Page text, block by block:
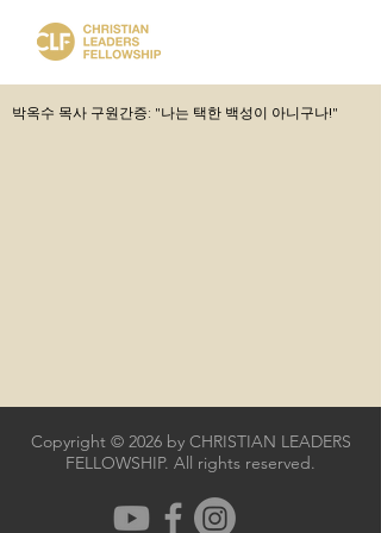
박옥수 목사 구원간증: "나는 택한 백성이 아니구나!"
Copyright © 2026 by CHRISTIAN LEADERS
FELLOWSHIP. All rights reserved.